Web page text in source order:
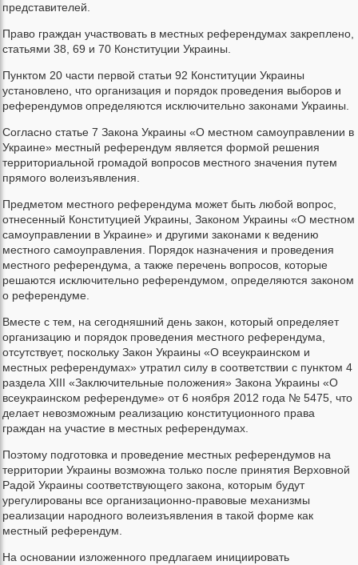
представителей.
Право граждан участвовать в местных референдумах закреплено,
статьями 38, 69 и 70 Конституции Украины.
Пунктом 20 части первой статьи 92 Конституции Украины
установлено, что организация и порядок проведения выборов и
референдумов определяются исключительно законами Украины.
Согласно статье 7 Закона Украины «О местном самоуправлении в
Украине» местный референдум является формой решения
территориальной громадой вопросов местного значения путем
прямого волеизъявления.
Предметом местного референдума может быть любой вопрос,
отнесенный Конституцией Украины, Законом Украины «О местном
самоуправлении в Украине» и другими законами к ведению
местного самоуправления. Порядок назначения и проведения
местного референдума, а также перечень вопросов, которые
решаются исключительно референдумом, определяются законом
о референдуме.
Вместе с тем, на сегодняшний день закон, который определяет
организацию и порядок проведения местного референдума,
отсутствует, поскольку Закон Украины «О всеукраинском и
местных референдумах» утратил силу в соответствии с пунктом 4
раздела XIII «Заключительные положения» Закона Украины «О
всеукраинском референдуме» от 6 ноября 2012 года № 5475, что
делает невозможным реализацию конституционного права
граждан на участие в местных референдумах.
Поэтому подготовка и проведение местных референдумов на
территории Украины возможна только после принятия Верховной
Радой Украины соответствующего закона, которым будут
урегулированы все организационно-правовые механизмы
реализации народного волеизъявления в такой форме как
местный референдум.
На основании изложенного предлагаем инициировать